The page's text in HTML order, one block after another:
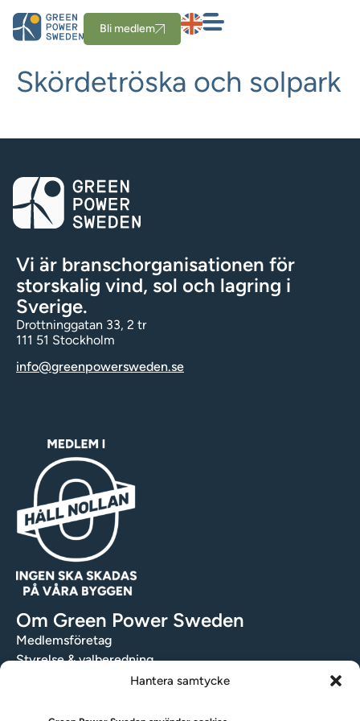
Hantera samtycke
Bli medlem
Skördetröska och solpark
Vi är branschorganisationen för
storskalig vind, sol och lagring i
Sverige.
Drottninggatan 33, 2 tr
111 51 Stockholm
info@greenpowersweden.se
Om Green Power Sweden
Medlemsföretag
Styrelse & valberedning
Medlemsråd